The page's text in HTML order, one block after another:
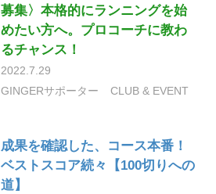
募集〉本格的にランニングを始
めたい方へ。プロコーチに教わ
るチャンス！
2022.7.29
GINGERサポーター
CLUB & EVENT
成果を確認した、コース本番！
ベストスコア続々【100切りへの
道】